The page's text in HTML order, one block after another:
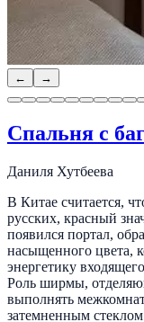
← →
Спальня с
Даниля Хутбеева
В Китае считается,
русских, красный
появился портал,
насыщенного цвета,
энергетику
Роль ширмы,
выполнять
затемненным